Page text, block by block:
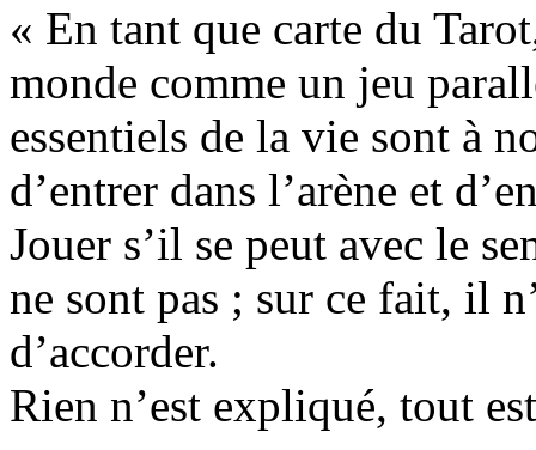
« En tant que carte du
monde comme un jeu
essentiels de la vie sont à
d’entrer dans l’arène et
Jouer s’il se peut avec le
ne sont pas ; sur ce fait, il
d’accorder.
Rien n’est expliqué, tout